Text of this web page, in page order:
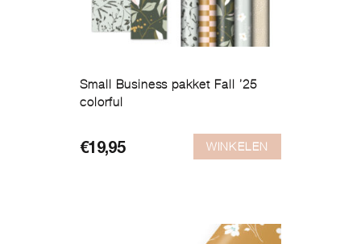
Small Business pakket Fall ’25
colorful
€19,95 WINKELEN